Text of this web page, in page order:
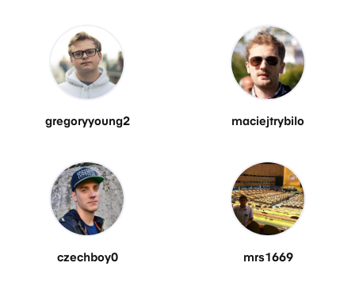
gregoryyoung2 maciejtrybilo
czechboy0 mrs1669